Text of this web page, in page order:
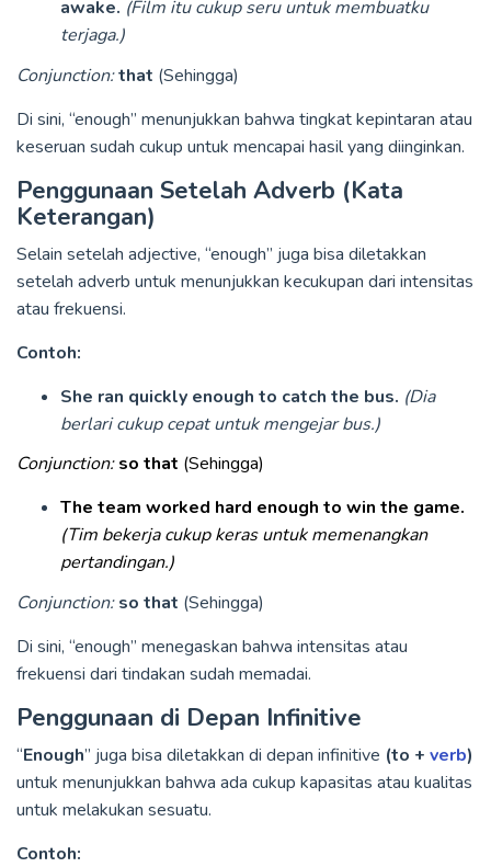
awake. (Film itu cukup seru untuk membuatku
terjaga.)
Conjunction:that (Sehingga)
Di sini, “enough” menunjukkan bahwa tingkat kepintaran atau
keseruan sudah cukup untuk mencapai hasil yang diinginkan.
Penggunaan Setelah Adverb (Kata
Keterangan)
Selain setelah adjective, “enough” juga bisa diletakkan
setelah adverb untuk menunjukkan kecukupan dari intensitas
atau frekuensi.
Contoh:
She ran quickly enough to catch the bus. (Dia
berlari cukup cepat untuk mengejar bus.)
Conjunction: so that (Sehingga)
The team worked hard enough to win the game.
(Tim bekerja cukup keras untuk memenangkan
pertandingan.)
Conjunction: so that (Sehingga)
Di sini, “enough” menegaskan bahwa intensitas atau
frekuensi dari tindakan sudah memadai.
Penggunaan di Depan Infinitive
“Enough” juga bisa diletakkan di depan infinitive (to + verb)
untuk menunjukkan bahwa ada cukup kapasitas atau kualitas
untuk melakukan sesuatu.
Contoh: